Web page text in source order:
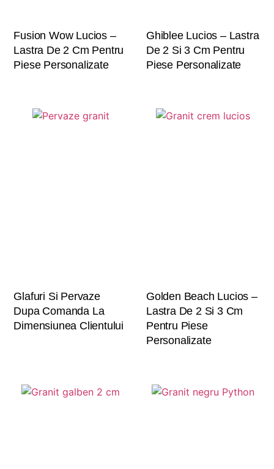
Fusion Wow Lucios –
Lastra De 2 Cm Pentru
Piese Personalizate
Ghiblee Lucios – Lastra
De 2 Si 3 Cm Pentru
Piese Personalizate
Glafuri Si Pervaze
Dupa Comanda La
Dimensiunea Clientului
Golden Beach Lucios –
Lastra De 2 Si 3 Cm
Pentru Piese
Personalizate